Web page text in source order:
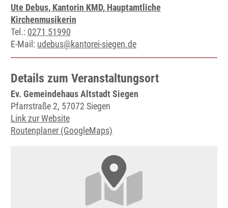
Ute Debus, Kantorin KMD, Hauptamtliche
Kirchenmusikerin
Tel.: 0271 51990
E-Mail: udebus@kantorei-siegen.de
Details zum Veranstaltungsort
Ev. Gemeindehaus Altstadt Siegen
Pfarrstraße 2, 57072 Siegen
Link zur Website
Routenplaner (GoogleMaps)